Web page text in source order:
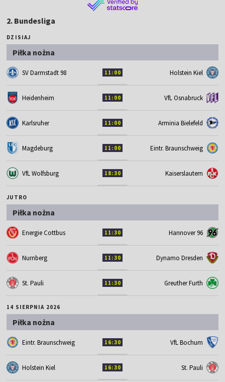
2. Bundesliga
DZISIAJ
Piłka nożna
SV Darmstadt 98 11:00 Holstein Kiel
Heidenheim 11:00 VfL Osnabruck
Karlsruher 11:00 Arminia Bielefeld
Magdeburg 11:00 Eintr. Braunschweig
VfL Wolfsburg 18:30 Kaiserslautern
JUTRO
Piłka nożna
Energie Cottbus 11:30 Hannover 96
Nurnberg 11:30 Dynamo Dresden
St. Pauli 11:30 Greuther Furth
14 SIERPNIA 2026
Piłka nożna
Eintr. Braunschweig 16:30 VfL Bochum
Holstein Kiel 16:30 St. Pauli